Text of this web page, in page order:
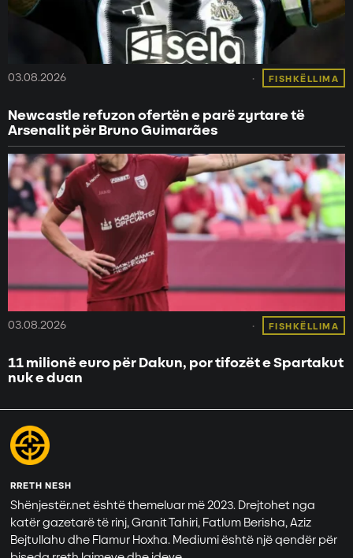
03.08.2026 FISHKËLLIMA
Newcastle refuzon ofertën e parë zyrtare të
Arsenalit për Bruno Guimarães
03.08.2026 FISHKËLLIMA
11 milionë euro për Dakun, por tifozët e Spartakut
nuk e duan
RRETH NESH
Shënjestër.net është themeluar më 2023. Drejtohet nga
katër gazetarë të rinj, Granit Tahiri, Fatlum Berisha, Aziz
Bejtullahu dhe Flamur Hoxha. Mediumi është një qendër për